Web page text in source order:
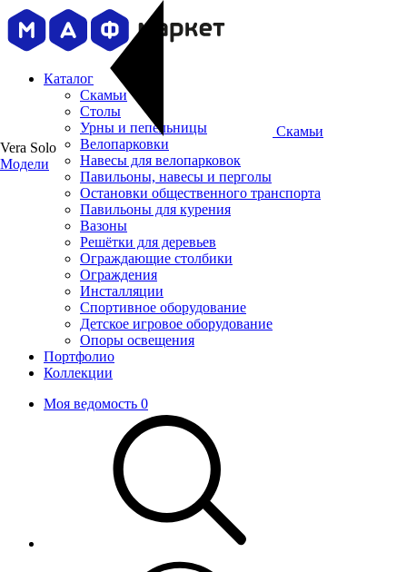
Каталог
Скамьи
Столы
Урны и пепельницы
Велопарковки
Навесы для велопарковок
Павильоны, навесы и перголы
Остановки общественного транспорта
Павильоны для курения
Вазоны
Решётки для деревьев
Ограждающие столбики
Ограждения
Инсталляции
Cпортивное оборудование
Детское игровое оборудование
Опоры освещения
Портфолио
Коллекции
Моя ведомость 0
Скамьи
Vera Solo
Модели